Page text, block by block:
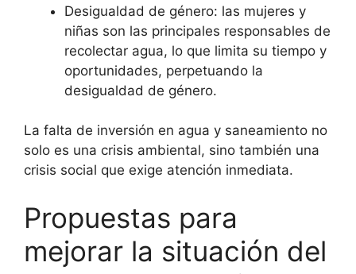
Desigualdad de género: las mujeres y
niñas son las principales responsables de
recolectar agua, lo que limita su tiempo y
oportunidades, perpetuando la
desigualdad de género.
La falta de inversión en agua y saneamiento no
solo es una crisis ambiental, sino también una
crisis social que exige atención inmediata.
Propuestas para
mejorar la situación del